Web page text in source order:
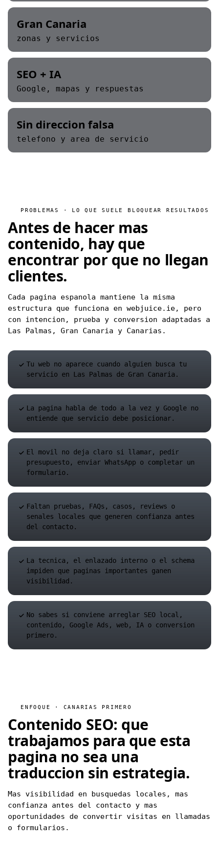
Gran Canaria
zonas y servicios
SEO + IA
Google, mapas y respuestas
Sin direccion falsa
telefono y area de servicio
PROBLEMAS · LO QUE SUELE BLOQUEAR RESULTADOS
Antes de hacer mas
contenido, hay que
encontrar por que no llegan
clientes.
Cada pagina espanola mantiene la misma
estructura que funciona en webjuice.ie, pero
con intencion, prueba y conversion adaptadas a
Las Palmas, Gran Canaria y Canarias.
Tu web no aparece cuando alguien busca tu
servicio en Las Palmas de Gran Canaria.
La pagina habla de todo a la vez y Google no
entiende que servicio debe posicionar.
El movil no deja claro si llamar, pedir
presupuesto, enviar WhatsApp o completar un
formulario.
Faltan pruebas, FAQs, casos, reviews o
senales locales que generen confianza antes
del contacto.
La tecnica, el enlazado interno o el schema
impiden que paginas importantes ganen
visibilidad.
No sabes si conviene arreglar SEO local,
contenido, Google Ads, web, IA o conversion
primero.
ENFOQUE · CANARIAS PRIMERO
Contenido SEO: que
trabajamos para que esta
pagina no sea una
traduccion sin estrategia.
Mas visibilidad en busquedas locales, mas
confianza antes del contacto y mas
oportunidades de convertir visitas en llamadas
o formularios.